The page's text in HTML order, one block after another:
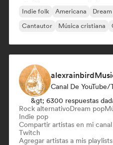
Indie folk Americana
Cantautor
Música cristiana
Canal De
&gt; 6300 respuestas
Rock alternativoDream pop
Indie pop
Compartir artistas en mi
Twitch
Agregar artistas a mis